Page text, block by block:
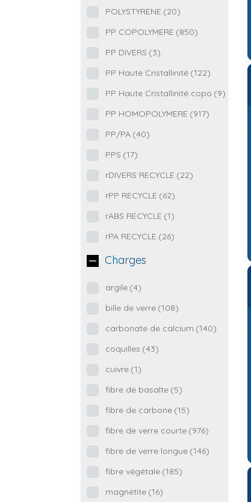
POLYSTYRENE (20)
PP COPOLYMERE (850)
PP DIVERS (3)
PP Haute Cristallinité (122)
PP Haute Cristallinité copo (9)
PP HOMOPOLYMERE (917)
PP/PA (40)
PPS (17)
rDIVERS RECYCLE (22)
rPP RECYCLE (62)
rABS RECYCLE (1)
rPA RECYCLE (26)
Charges
argile (4)
bille de verre (108)
carbonate de calcium (140)
coquilles (43)
cuivre (1)
fibre de basalte (5)
fibre de carbone (15)
fibre de verre courte (976)
fibre de verre longue (146)
fibre végétale (185)
magnétite (16)